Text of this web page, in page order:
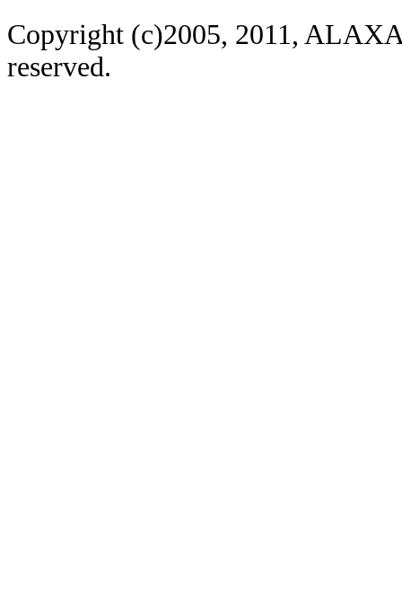
Copyright (c)2005, 2011,
reserved.